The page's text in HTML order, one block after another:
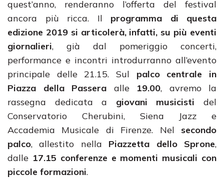
quest’anno, renderanno l’offerta del festival
ancora più ricca. Il programma
di questa
edizione 2019 si articolerà, infatti, su più eventi
giornalieri, già dal pomeriggio concerti,
performance e incontri introdurranno all’evento
principale delle 21.15. Sul palco centrale
in
Piazza della Passera alle 19.00, avremo la
rassegna dedicata a giovani musicisti del
Conservatorio Cherubini, Siena Jazz e
Accademia Musicale di Firenze. Nel secondo
palco, allestito nella Piazzetta dello Sprone,
dalle 17.15 conferenze e momenti musicali con
piccole formazioni.